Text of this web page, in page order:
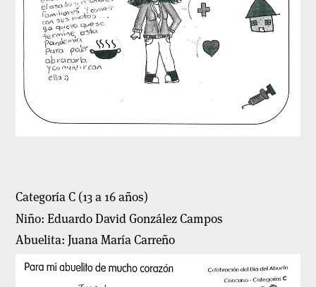
Categoría C (13 a 16 años)
Niño: Eduardo David González Campos
Abuelita: Juana María Carreño